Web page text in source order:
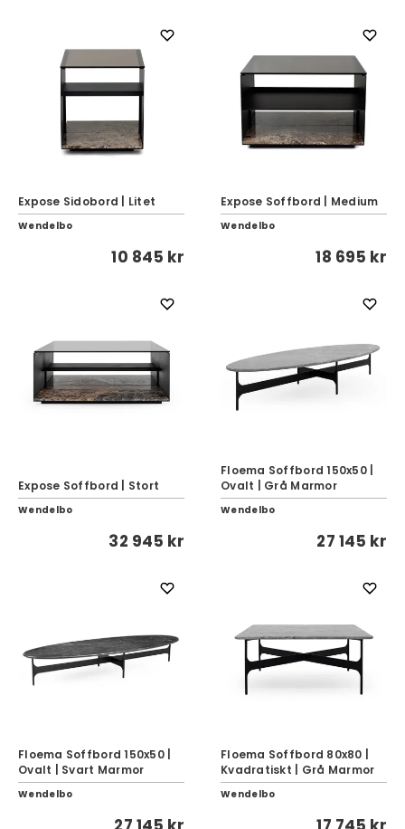
Expose Sidobord | Litet
Wendelbo
10 845 kr
Expose Soffbord | Medium
Wendelbo
18 695 kr
Expose Soffbord | Stort
Wendelbo
32 945 kr
Floema Soffbord 150x50 |
Ovalt | Grå Marmor
Wendelbo
27 145 kr
Floema Soffbord 150x50 |
Ovalt | Svart Marmor
Wendelbo
Floema Soffbord 80x80 |
Kvadratiskt | Grå Marmor
Wendelbo